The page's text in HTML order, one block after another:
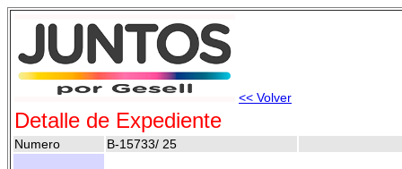
<< Volver
Detalle de Expediente
Numero B-15733/ 25